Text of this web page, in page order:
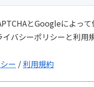
とGoogleによっ
バシーポリシーと利用
ー /利用規約